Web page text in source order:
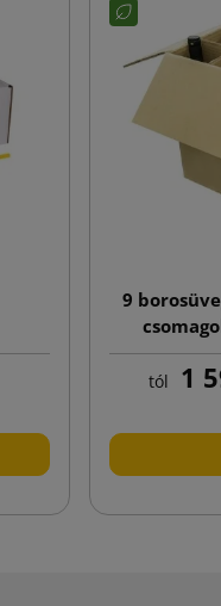
9
tól 1